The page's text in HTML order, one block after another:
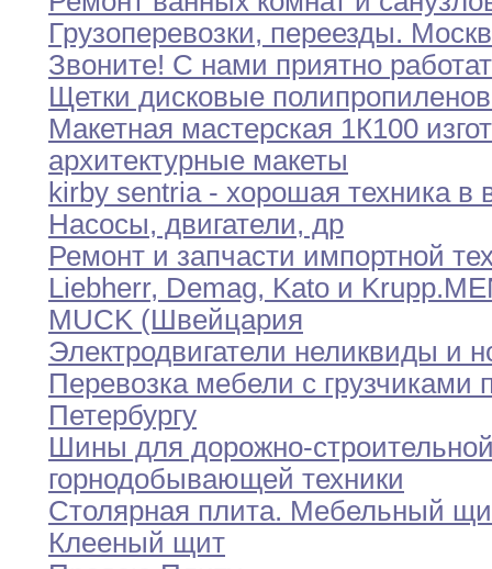
Грузоперевозки, переезды.
Звоните! С нами приятно
Щетки дисковые
Макетная мастерская 1К100
архитектурные макеты
kirby sentria - хорошая техника
Насосы, двигатели, др
Ремонт и запчасти импортной
Liebherr, Demag, Kato и Krupp.
MUCK (Швейцария
Электродвигатели неликвиды и
Перевозка мебели с грузчиками
Петербургу
Шины для дорожно-
горнодобывающей техники
Столярная плита. Мебельный
Клееный щит